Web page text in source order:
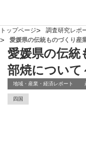
トップページ 調査研究レポ
愛媛県の伝統ものづくり産
愛媛県の伝統
部焼について
地域・産業・経済レポート
四国